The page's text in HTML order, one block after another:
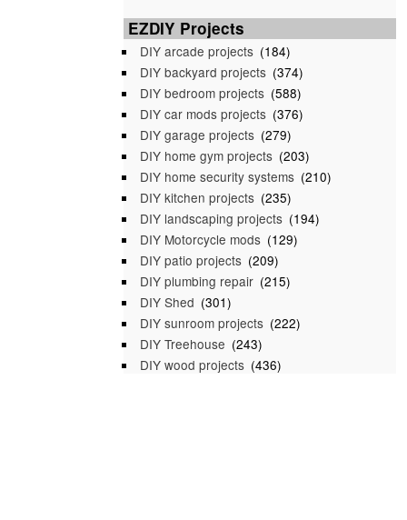
EZDIY Projects
DIY arcade projects (184)
DIY backyard projects (374)
DIY bedroom projects (588)
DIY car mods projects (376)
DIY garage projects (279)
DIY home gym projects (203)
DIY home security systems (210)
DIY kitchen projects (235)
DIY landscaping projects (194)
DIY Motorcycle mods (129)
DIY patio projects (209)
DIY plumbing repair (215)
DIY Shed (301)
DIY sunroom projects (222)
DIY Treehouse (243)
DIY wood projects (436)